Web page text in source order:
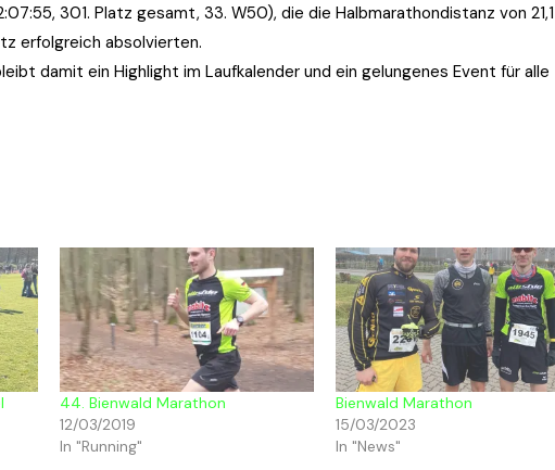
301. Platz gesamt, 33. W50), die die Halbmarathondistanz von 21,1
erfolgreich absolvierten.
damit ein Highlight im Laufkalender und ein gelungenes Event für alle
44. Bienwald Marathon
12/03/2019
In "Running"
Bienwald Marathon
15/03/2023
In "News"